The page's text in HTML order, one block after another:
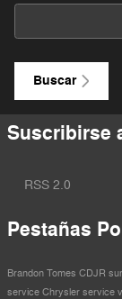
Buscar blog
Buscar
Suscribirse
RSS 2.0
Pestañas
Brandon Tomes CDJR
service Chrysler service